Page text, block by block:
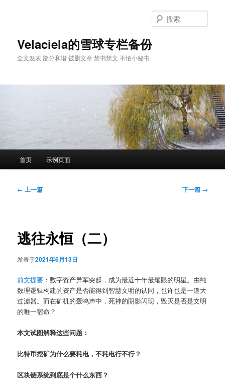
Velaciela的雪球专栏备份
全文发表 部分和谐 被删文章 禁书禁文 不怕小秘书
索
首页 示例页面
文
← 上一篇 下一篇 →
逃往永恒（二）
发表于2021年6月13日
前文提要 ：数字资产异军突起，成为最近十年最耀眼的明星。由纯
数理逻辑构建的资产是否能得到智慧文明的认同，也许也是一道大
过滤器。而在矿机的轰鸣声中，死神的阴影闪现，毁灭是否是文明
的唯一宿命？
本文试图解释这些问题：
比特币挖矿为什么要耗电，不耗电行不行？
区块链系统到底是个什么东西？